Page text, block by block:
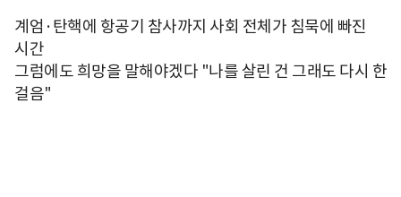
계엄·탄핵에 항공기 참사까지 사회 전체가 침묵에 빠진
시간
그럼에도 희망을 말해야겠다 "나를 살린 건 그래도 다시 한
걸음"